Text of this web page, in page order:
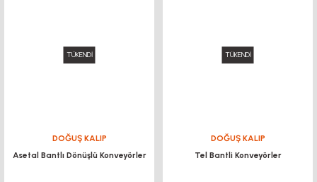
TÜKENDİ
DOĞUŞ KALIP
Asetal Bantlı Dönüşlü Konveyörler
TÜKENDİ
DOĞUŞ KALIP
Tel Bantli Konveyörler